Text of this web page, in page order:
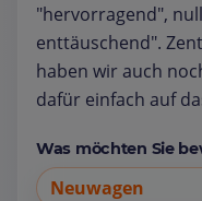
"hervorragend",
enttäuschend".
haben wir auch
dafür einfach auf
Was möchten Sie
Neuwagen